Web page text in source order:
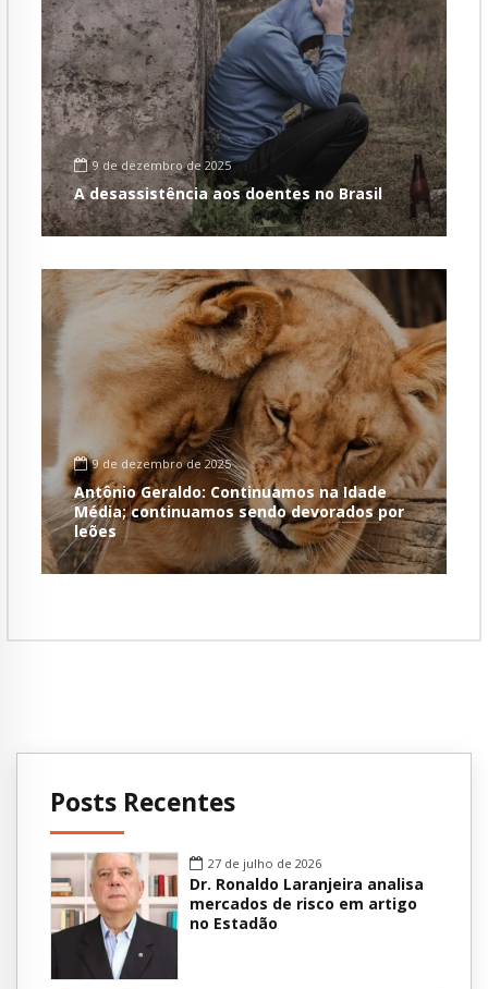
9 de dezembro de 2025
A desassistência aos doentes no Brasil
9 de dezembro de 2025
Antônio Geraldo: Continuamos na Idade
Média; continuamos sendo devorados por
leões
Posts Recentes
27 de julho de 2026
Dr. Ronaldo Laranjeira analisa
mercados de risco em artigo
no Estadão